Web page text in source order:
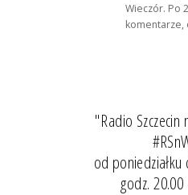
Wieczór. Po
komentarze,
"Radio Szczecin
od poniedziałku
godz.